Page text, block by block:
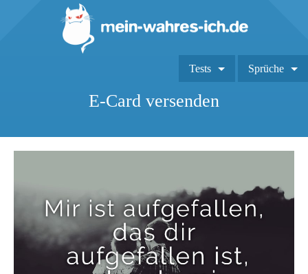
Tests Sprüche
E-Card versenden